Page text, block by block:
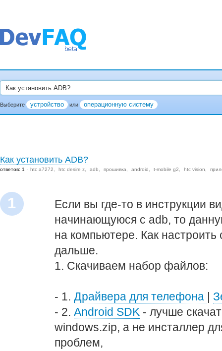
Выберите устройство или операционную систему
Как установить ADB?
ответов: 1 htc a7272 htc desire z adb прошивка android t-mobile g2 htc vision
1
Если вы где-то в инструкции
начинающуюся с adb, то
на компьютере. Как
дальше.
1. Скачиваем набор файлов:
- 1. Драйвера для телефона |
- 2. Android SDK - лучше
windows.zip, а не инсталлер
проблем,